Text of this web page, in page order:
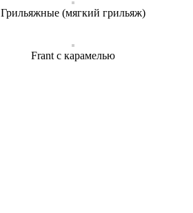
Грильяжные (мягкий грильяж)
Frant с карамелью